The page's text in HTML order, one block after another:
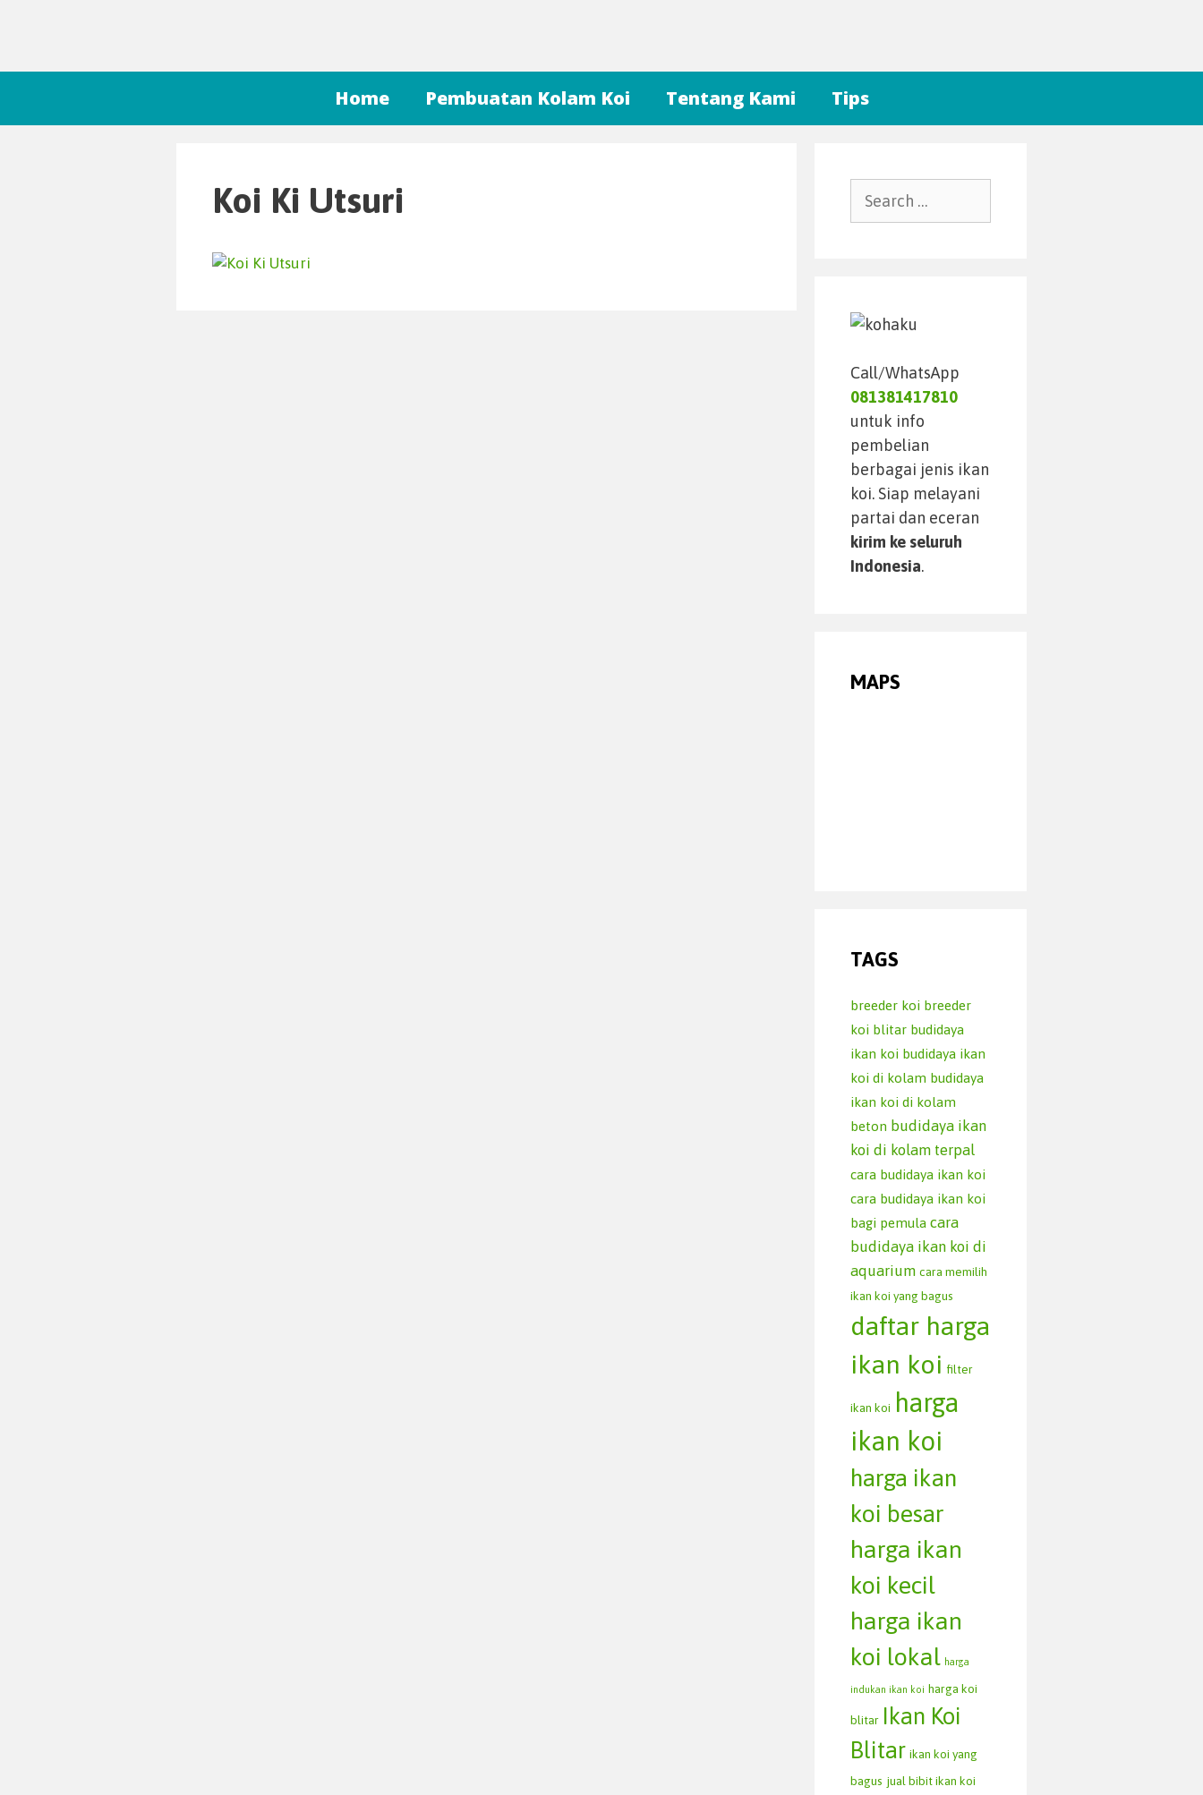
Home Pembuatan Kolam Koi Tentang Kami Tips
Koi Ki Utsuri
Call/WhatsApp
081381417810
untuk info
pembelian
berbagai jenis ikan
koi. Siap melayani
partai dan eceran
kirim ke seluruh
Indonesia.
MAPS
TAGS
breeder koi breeder
koi blitar budidaya
ikan koi budidaya ikan
koi di kolam budidaya
ikan koi di kolam
beton budidaya ikan
koi di kolam terpal
cara budidaya ikan koi
cara budidaya ikan koi
bagi pemula cara
budidaya ikan koi di
aquarium cara memilih
ikan koi yang bagus
daftar harga
ikan koi filter
ikan koi harga
ikan koi
harga ikan
koi besar
harga ikan
koi kecil
harga ikan
koi lokal harga
indukan ikan koi harga koi
blitar Ikan Koi
Blitar ikan koi yang
bagus jual bibit ikan koi